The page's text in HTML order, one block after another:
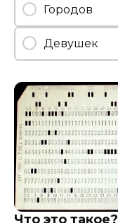
Городов
Девушек
Что это такое?